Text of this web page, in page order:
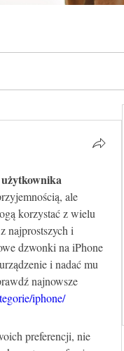
ale
korzystać z wielu
najprostszych i
dzwonki na iPhone
i nadać mu
najnowsze
iphone/
preferencji, nie